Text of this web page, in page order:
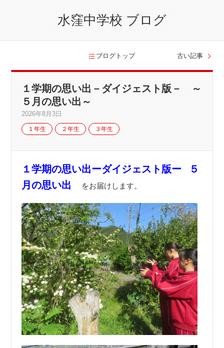
水窪中学校 ブログ
古い記事
ブログトップ
１学期の思い出－ダイジェスト版－ ～
５月の思い出～
2026年8月3日
１年生 ２年生 ３年生
１学期の思い出ーダイジェスト版ー
５
月の思い出
をお届けします。